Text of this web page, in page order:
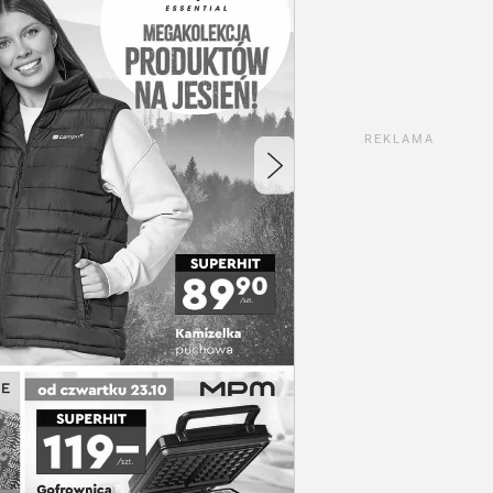
REKLAMA